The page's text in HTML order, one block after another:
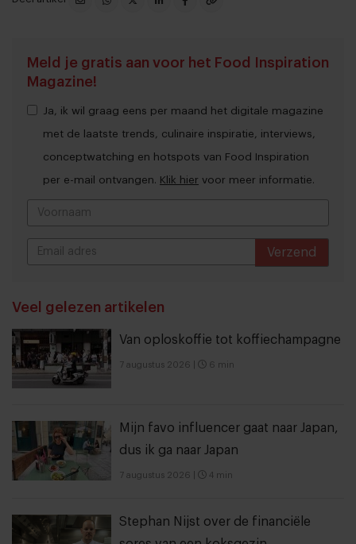
Meld je gratis aan voor het Food Inspiration
Magazine!
Ja, ik wil graag eens per maand het digitale magazine
met de laatste trends, culinaire inspiratie, interviews,
conceptwatching en hotspots van Food Inspiration
per e-mail ontvangen. Klik hier voor meer informatie.
Verzend
Veel gelezen artikelen
Van oploskoffie tot koffiechampagne
7 augustus 2026 6 min
Mijn favo influencer gaat naar Japan,
dus ik ga naar Japan
7 augustus 2026 4 min
Stephan Nijst over de financiële